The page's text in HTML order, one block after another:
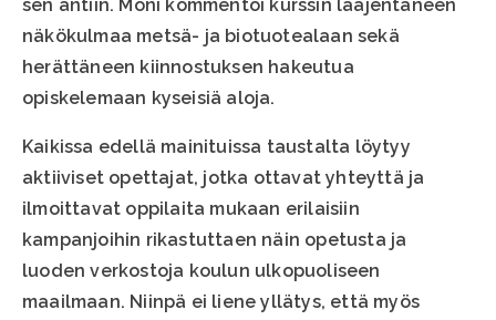
sen antiin. Moni kommentoi kurssin laajentaneen
näkökulmaa metsä- ja biotuotealaan sekä
herättäneen kiinnostuksen hakeutua
opiskelemaan kyseisiä aloja.
Kaikissa edellä mainituissa taustalta löytyy
aktiiviset opettajat, jotka ottavat yhteyttä ja
ilmoittavat oppilaita mukaan erilaisiin
kampanjoihin rikastuttaen näin opetusta ja
luoden verkostoja koulun ulkopuoliseen
maailmaan. Niinpä ei liene yllätys, että myös